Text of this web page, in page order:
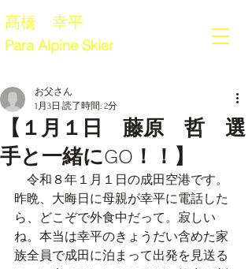
髙橋 幸平
Para Alpine Skier
【１月１日 藤原 哲 選
手と一緒にGO！！】
お父さん
1月3日 読了時間: 2分
令和８年１月１日の成田空港です。
昨晩、大晦日に母親が幸平に電話した
ら、どこぞで外食中だって。寂しい
ね。本当は幸平のきょうだい含めた家
族全員で成田に泊まって出発を見送る